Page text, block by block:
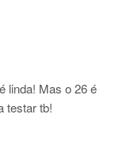
linda! Mas o 26 é
testar tb!